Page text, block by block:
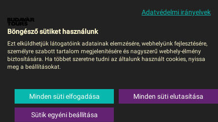
MENÜ
Tomislav Ancic
megfelelő utazásttaláltunk.
A keresővel tovább szűkítheti a
találati listát!
RENDEZÉS:
Adatvédelmi irányelvek
Böngésző sütiket használunk
Ezt elküldhetjük látogatóink adatainak elemzésére, webhelyünk fejlesztésére,
személyre szabott tartalom megjelenítésére és nagyszerű webhely-élmény
biztosítására. Ha többet szeretne tudni az általunk használt cookies, nyissa
meg a beállításokat.
Minden süti elfogadása Minden süti elutasítása
Sütik egyéni beállítása